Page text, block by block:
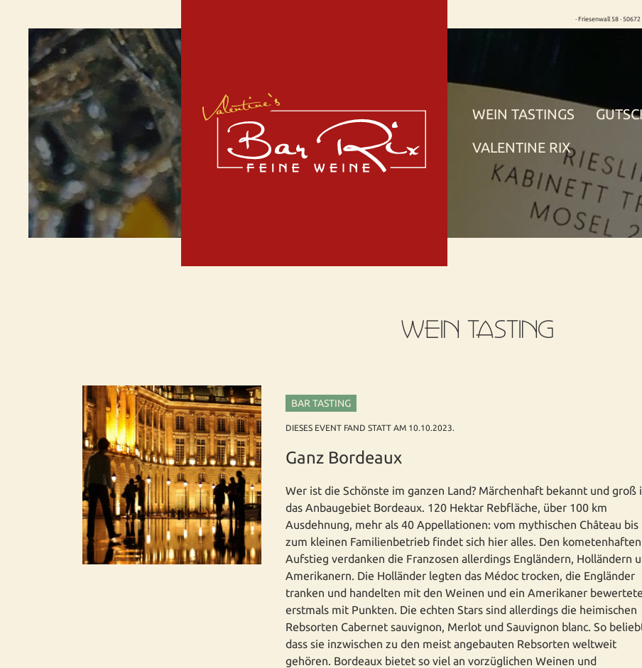
· Friesenwall 58 ·
WEIN TASTINGS
VALENTINE RIX
WEIN TASTING
BAR TASTING
DIESES EVENT FAND STATT AM 10.10.2023.
Ganz Bordeaux
Wer ist die Schönste im ganzen Land? Märchenhaft bekannt und groß
das Anbaugebiet Bordeaux. 120 Hektar Rebfläche, über 100 km
Ausdehnung, mehr als 40 Appellationen: vom mythischen Château bis
zum kleinen Familienbetrieb findet sich hier alles. Den kometenhaften
Aufstieg verdanken die Franzosen allerdings Engländern, Holländern
Amerikanern. Die Holländer legten das Médoc trocken, die Engländer
tranken und handelten mit den Weinen und ein Amerikaner bewertete
erstmals mit Punkten. Die echten Stars sind allerdings die heimischen
Rebsorten Cabernet sauvignon, Merlot und Sauvignon blanc. So
dass sie inzwischen zu den meist angebauten Rebsorten weltweit
gehören. Bordeaux bietet so viel an vorzüglichen Weinen und